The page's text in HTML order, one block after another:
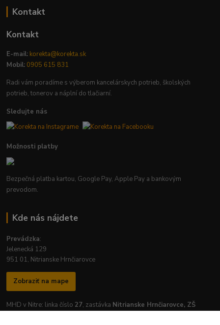
Kontakt
Kontakt
E-mail: korekta@korekta.sk
Mobil: 0905 615 831
Radi vám poradíme s výberom kancelárskych potrieb, školských
potrieb, tonerov a náplní do tlačiarní.
Sledujte nás
Možnosti platby
Bezpečná platba kartou, Google Pay, Apple Pay a bankovým
prevodom.
Kde nás nájdete
Prevádzka:
Jelenecká 129
951 01, Nitrianske Hrnčiarovce
Zobraziť na mape
MHD v Nitre: linka číslo 27, zastávka Nitrianske Hrnčiarovce, ZŠ